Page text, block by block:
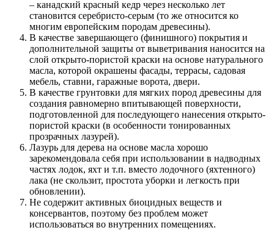
– канадский красный кедр через несколько лет
становится серебристо-серым (то же относится ко
многим европейским породам древесины).
В качестве завершающего (финишного) покрытия и
дополнительной защиты от выветривания наносится на
слой открыто-пористой краски на основе натурального
масла, которой окрашены фасады, террасы, садовая
мебель, ставни, гаражные ворота, двери.
В качестве грунтовки для мягких пород древесины для
создания равномерно впитывающей поверхности,
подготовленной для последующего нанесения открыто-
пористой краски (в особенности тонированных
прозрачных лазурей).
Лазурь для дерева на основе масла хорошо
зарекомендовала себя при использовании в надводных
частях лодок, яхт и т.п. вместо лодочного (яхтенного)
лака (не скользит, простота уборки и легкость при
обновлении).
Не содержит активных биоцидных веществ и
консервантов, поэтому без проблем может
использоваться во внутренних помещениях.